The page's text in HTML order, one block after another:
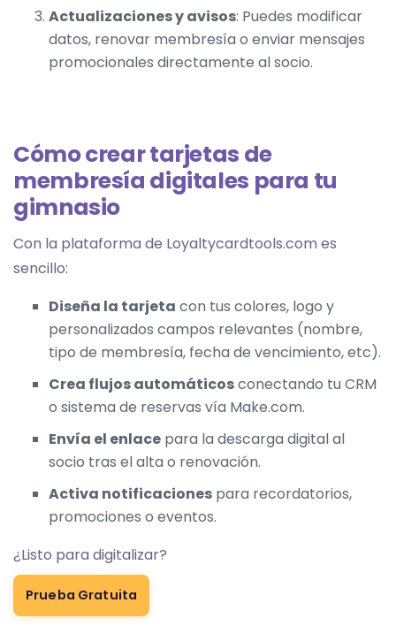
Actualizaciones y avisos: Puedes modificar
datos, renovar membresía o enviar mensajes
promocionales directamente al socio.
Cómo crear tarjetas de
membresía digitales para tu
gimnasio
Con la plataforma de Loyaltycardtools.com es
sencillo:
Diseña la tarjeta con tus colores, logo y
personalizados campos relevantes (nombre,
tipo de membresía, fecha de vencimiento, etc).
Crea flujos automáticosconectando tu CRM
o sistema de reservas vía Make.com.
Envía el enlace para la descarga digital al
socio tras el alta o renovación.
Activa notificaciones para recordatorios,
promociones o eventos.
¿Listo para digitalizar?
Prueba Gratuita